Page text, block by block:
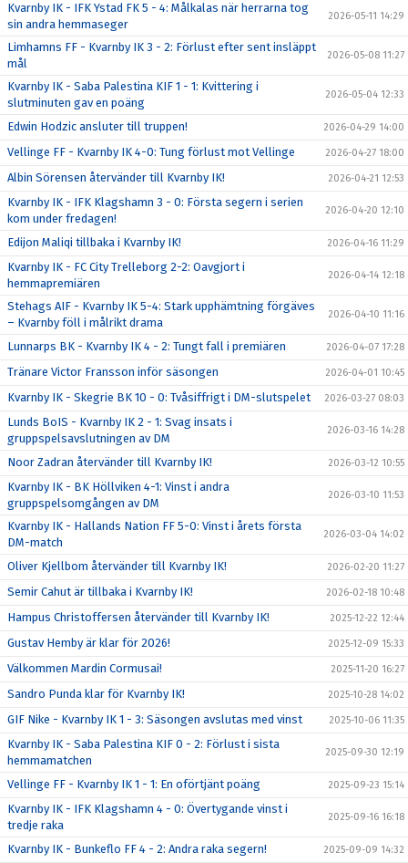
Kvarnby IK - IFK Ystad FK 5 - 4: Målkalas när herrarna tog
sin andra hemmaseger
2026-05-11 14:29
Limhamns FF - Kvarnby IK 3 - 2: Förlust efter sent insläppt
mål
2026-05-08 11:27
Kvarnby IK - Saba Palestina KIF 1 - 1: Kvittering i
slutminuten gav en poäng
2026-05-04 12:33
Edwin Hodzic ansluter till truppen! 2026-04-29 14:00
Vellinge FF - Kvarnby IK 4-0: Tung förlust mot Vellinge 2026-04-27 18:00
Albin Sörensen återvänder till Kvarnby IK! 2026-04-21 12:53
Kvarnby IK - IFK Klagshamn 3 - 0: Första segern i serien
kom under fredagen!
2026-04-20 12:10
Edijon Maliqi tillbaka i Kvarnby IK! 2026-04-16 11:29
Kvarnby IK - FC City Trelleborg 2-2: Oavgjort i
hemmapremiären
2026-04-14 12:18
Stehags AIF - Kvarnby IK 5-4: Stark upphämtning förgäves
– Kvarnby föll i målrikt drama
2026-04-10 11:16
Lunnarps BK - Kvarnby IK 4 - 2: Tungt fall i premiären 2026-04-07 17:28
Tränare Victor Fransson inför säsongen 2026-04-01 10:45
Kvarnby IK - Skegrie BK 10 - 0: Tvåsiffrigt i DM-slutspelet 2026-03-27 08:03
Lunds BoIS - Kvarnby IK 2 - 1: Svag insats i
gruppspelsavslutningen av DM
2026-03-16 14:28
Noor Zadran återvänder till Kvarnby IK! 2026-03-12 10:55
Kvarnby IK - BK Höllviken 4-1: Vinst i andra
gruppspelsomgången av DM
2026-03-10 11:53
Kvarnby IK - Hallands Nation FF 5-0: Vinst i årets första
DM-match
2026-03-04 14:02
Oliver Kjellbom återvänder till Kvarnby IK! 2026-02-20 11:27
Semir Cahut är tillbaka i Kvarnby IK! 2026-02-18 10:48
Hampus Christoffersen återvänder till Kvarnby IK! 2025-12-22 12:44
Gustav Hemby är klar för 2026! 2025-12-09 15:33
Välkommen Mardin Cormusai! 2025-11-20 16:27
Sandro Punda klar för Kvarnby IK! 2025-10-28 14:02
GIF Nike - Kvarnby IK 1 - 3: Säsongen avslutas med vinst 2025-10-06 11:35
Kvarnby IK - Saba Palestina KIF 0 - 2: Förlust i sista
hemmamatchen
2025-09-30 12:19
Vellinge FF - Kvarnby IK 1 - 1: En oförtjänt poäng 2025-09-23 15:14
Kvarnby IK - IFK Klagshamn 4 - 0: Övertygande vinst i
tredje raka
2025-09-16 16:18
Kvarnby IK - Bunkeflo FF 4 - 2: Andra raka segern! 2025-09-09 14:32